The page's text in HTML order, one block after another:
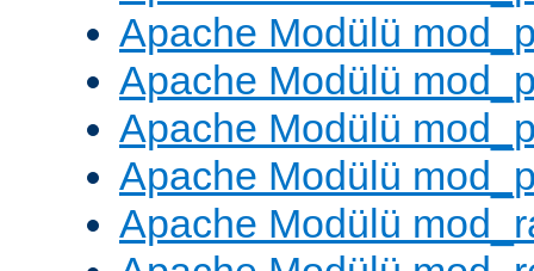
Apache Modülü
Apache Modülü
Apache Modülü
Apache Modülü
Apache Modülü